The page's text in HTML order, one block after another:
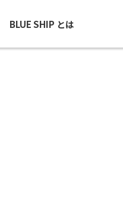
BLUE SHIP とは